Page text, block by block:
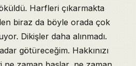
Harfleri çıkarmakta
biraz da böyle orada çok
Dikişler daha alınmadı.
götüreceğim. Hakkınızı